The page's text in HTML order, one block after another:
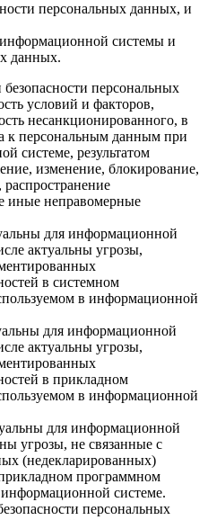
персональных данных, и
системы и
данных.
персональных
условий и факторов,
несанкционированного, в
к персональным данным при
системе, результатом
изменение, блокирование,
иные неправомерные
для информационной
актуальны угрозы,
в системном
в информационной
для информационной
актуальны угрозы,
в прикладном
в информационной
для информационной
угрозы, не связанные с
(недекларированных)
программном
системе.
персональных